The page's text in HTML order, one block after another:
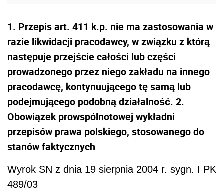
1. Przepis art. 411 k.p. nie ma zastosowania w
razie likwidacji pracodawcy, w związku z którą
następuje przejście całości lub części
prowadzonego przez niego zakładu na innego
pracodawcę, kontynuującego tę samą lub
podejmującego podobną działalność. 2.
Obowiązek prowspólnotowej wykładni
przepisów prawa polskiego, stosowanego do
stanów faktycznych
Wyrok SN z dnia 19 sierpnia 2004 r. sygn. I PK
489/03